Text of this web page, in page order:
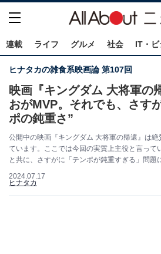
連載 ライフ グルメ 社会 IT・ビ
ヒナタカの雑食系映画論 第107回
映画『キングダム 大将軍の
おがMVP。それでも、さす
ポの鈍重さ”
公開中の映画『キングダム 大将軍の帰還』は
ています。ここでは今回の実質上主役と言って
と共に、さすがに「テンポが鈍重すぎる」問題
2024.07.17
ヒナタカ